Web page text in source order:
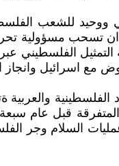
ووحيد للشعب
مسؤولية
الفلسطيني
مع اسرائيل
والعربية
قبل عام
السلام وجر